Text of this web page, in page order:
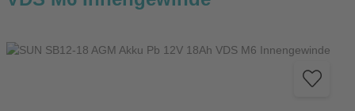
Bildergalerie überspringen